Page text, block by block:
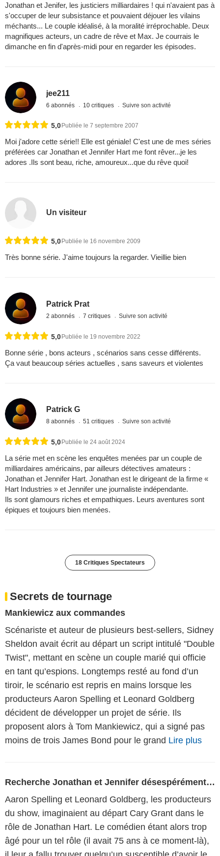
Jonathan et Jenifer, les justiciers milliardaires ! qui n'avaient pas à
s'occuper de leur subsistance et pouvaient déjouer les vilains
méchants... Le couple idéalisé, à la moralité irréprochable. Deux
magnifiques acteurs, un cadre de rêve et Max. Je courrais le
dimanche en fin d'après-midi pour en regarder les épisodes.
jee211
6 abonnés 10 critiques Suivre son activité
5,0 Publiée le 7 septembre 2007
Moi j'adore cette série!! Elle est géniale! C'est une de mes séries
préférées car Jonathan et Jennifer Hart me font rêver...je les
adores .Ils sont beau, riche, amoureux...que du rêve quoi!
Un visiteur
5,0 Publiée le 16 novembre 2009
Très bonne série. J'aime toujours la regarder. Vieillie bien
Patrick Prat
2 abonnés 7 critiques Suivre son activité
5,0Publiée le 19 novembre 2022
Bonne série , bons acteurs , scénarios sans cesse différents.
Ça vaut beaucoup séries actuelles , sans saveurs et violentes
Patrick G
8 abonnés 51 critiques Suivre son activité
5,0 Publiée le 24 août 2024
La série met en scène les enquêtes menées par un couple de
milliardaires américains, par ailleurs détectives amateurs :
Jonathan et Jennifer Hart. Jonathan est le dirigeant de la firme «
Hart Industries » et Jennifer une journaliste indépendante.
Ils sont glamours riches et empathiques. Leurs aventures sont
épiques et toujours bien menées.
18 Critiques Spectateurs
Secrets de tournage
Mankiewicz aux commandes
Scénariste et auteur de plusieurs best-sellers, Sidney
Sheldon avait écrit au départ un script intitulé "Double
Twist", mettant en scène un couple marié qui officie
en tant qu’espions. Longtemps resté au fond d’un
tiroir, le scénario est repris en mains lorsque les
producteurs Aaron Spelling et Leonard Goldberg
décident de développer un projet de série. Ils
proposent alors à Tom Mankiewicz, qui a signé pas
moins de trois James Bond pour le grand Lire plus
Recherche Jonathan et Jennifer désespérément…
Aaron Spelling et Leonard Goldberg, les producteurs
du show, imaginaient au départ Cary Grant dans le
rôle de Jonathan Hart. Le comédien étant alors trop
âgé pour un tel rôle (il avait 75 ans à ce moment-là),